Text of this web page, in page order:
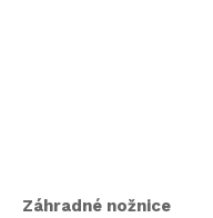
Záhradné nožnice